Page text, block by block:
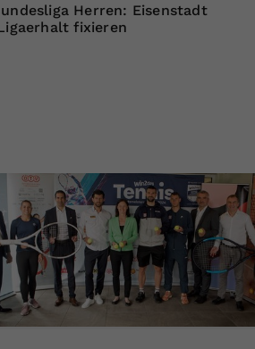
Herren: Eisenstadt
fixieren